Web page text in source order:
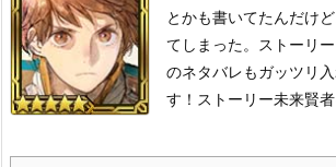
とかも書いてたんだけ
てしまった。
ストーリ
のネタバレもガッツリ
す！ ストーリー未来賢者